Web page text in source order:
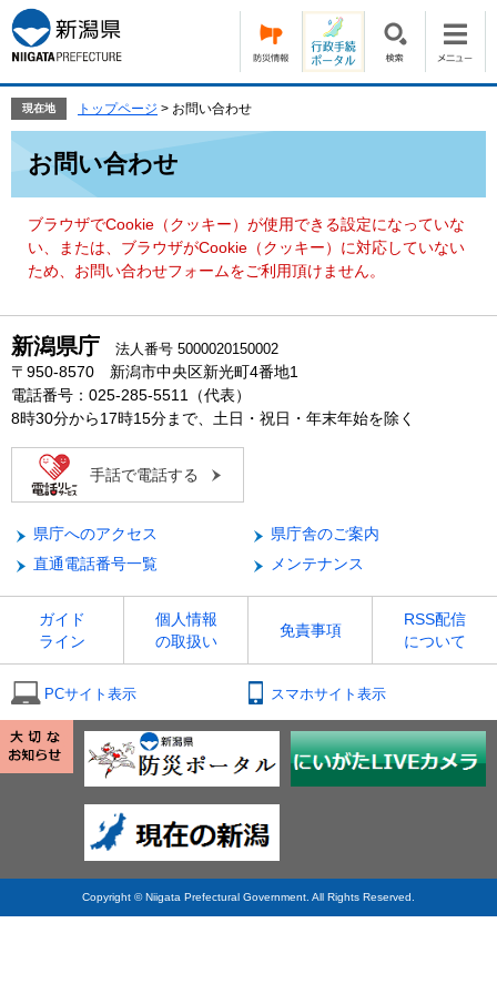
ー
ジ
の
頭
す。
ニ
ュ
ー
飛
て
現在地 トップページ > お問い合わせ
お問い合わせ
ブラウザでCookie（クッキー）が使用できる設定になっていな
い、または、ブラウザがCookie（クッキー）に対応していない
ため、お問い合わせフォームをご利用頂けません。
新潟県庁 法人番号 5000020150002
〒950-8570 新潟市中央区新光町4番地1
電話番号：025-285-5511（代表）
8時30分から17時15分まで、土日・祝日・年末年始を除く
手話で電話する
県庁へのアクセス
県庁舎のご案内
直通電話番号一覧
メンテナンス
ガイド
ライン
個人情報
の取扱い
免責事項
RSS配信
について
PCサイト表示 スマホサイト表示
Copyright © Niigata Prefectural Government. All Rights Reserved.